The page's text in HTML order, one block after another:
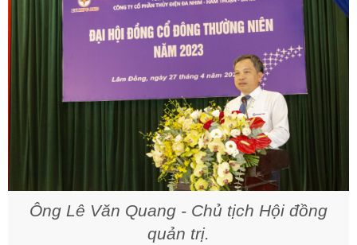
Ông Lê Văn Quang - Chủ tịch Hội đồng
quản trị.